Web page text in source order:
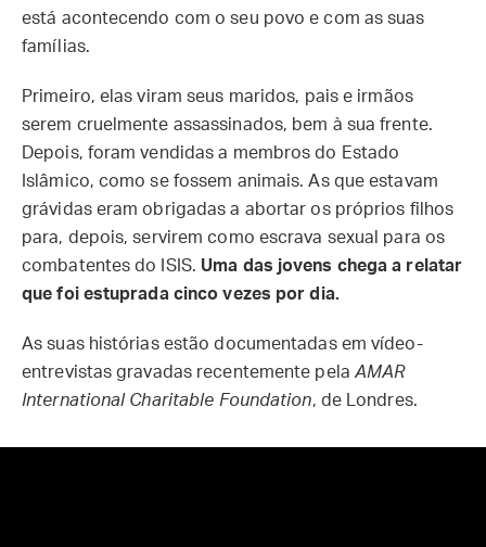
está acontecendo com o seu povo e com as suas
famílias.
Primeiro, elas viram seus maridos, pais e irmãos
serem cruelmente assassinados, bem à sua frente.
Depois, foram vendidas a membros do Estado
Islâmico, como se fossem animais. As que estavam
grávidas eram obrigadas a abortar os próprios filhos
para, depois, servirem como escrava sexual para os
combatentes do ISIS. Uma das jovens chega a relatar
que foi estuprada cinco vezes por dia.
As suas histórias estão documentadas em vídeo-
entrevistas gravadas recentemente pela AMAR
International Charitable Foundation, de Londres.